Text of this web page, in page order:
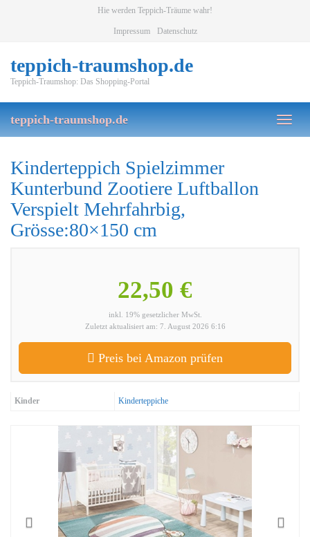
Hie werden Teppich-Träume wahr!
Impressum Datenschutz
teppich-traumshop.de
Teppich-Traumshop: Das Shopping-Portal
Toggle
teppich-traumshop.de
Kinderteppich Spielzimmer
Kunterbund Zootiere Luftballon
Verspielt Mehrfahrbig,
Grösse:80×150 cm
22,50 €
inkl. 19% gesetzlicher MwSt.
Zuletzt aktualisiert am: 7. August 2026 6:16
Preis bei Amazon prüfen
Kinder Kinderteppiche